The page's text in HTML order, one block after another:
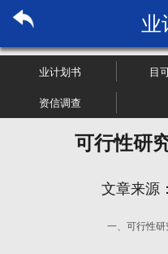
业
业计划书 目
资信调查
可行性研
文章来源：
一、可行性